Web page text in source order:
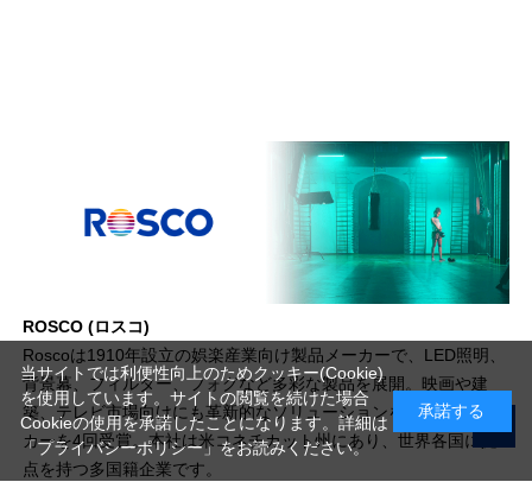
ROSCO (ロスコ)
Roscoは1910年設立の娯楽産業向け製品メーカーで、LED照明、
背景幕、フィルター、フォグなど多彩な製品を展開。映画や建
築、テレビ市場向けにも革新的なソリューションを提供し、オス
カーを4回受賞。本社は米コネチカット州にあり、世界各国に拠
点を持つ多国籍企業です。
当サイトでは利便性向上のためクッキー(Cookie)
を使用しています。サイトの閲覧を続けた場合
Cookieの使用を承諾したことになります。詳細は
「プライバシーポリシー」をお読みください。
承諾する